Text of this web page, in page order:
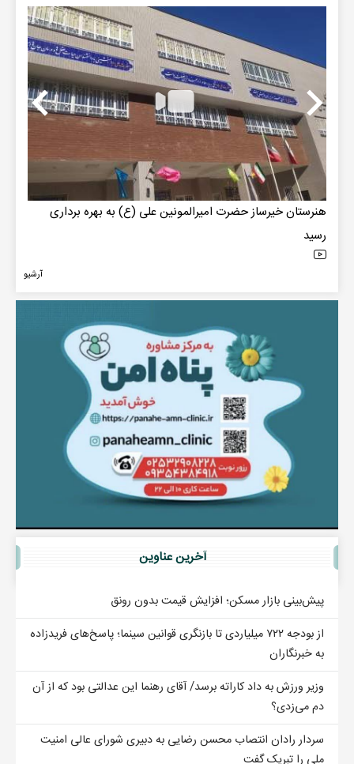
هنرستان خیرساز حضرت امیرالمونین علی (ع) به بهره برداری
رسید
prev
next
آرشيو
آخرين عناوين
پیش‌بینی بازار مسکن؛ افزایش قیمت بدون رونق
از بودجه ۷۲۲ میلیاردی تا بازنگری قوانین سینما؛ پاسخ‌های فریدزاده
به خبرنگاران
وزیر ورزش به داد کاراته برسد/ آقای رهنما این عدالتی بود که از آن
دم می‌زدی؟
سردار رادان انتصاب محسن رضایی به دبیری شورای عالی امنیت
ملی را تبریک گفت